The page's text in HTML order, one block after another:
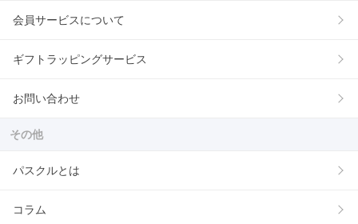
会員サービスについて
ギフトラッピングサービス
お問い合わせ
その他
パスクルとは
コラム